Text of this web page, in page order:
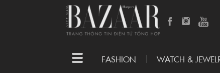
Toggle
navigation
FASHION WATCH &